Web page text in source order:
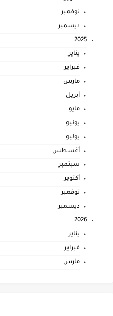
نوفمبر
ديسمبر
2025
يناير
فبراير
مارس
أبريل
مايو
يونيو
يوليو
أغسطس
سبتمبر
أكتوبر
نوفمبر
ديسمبر
2026
يناير
فبراير
مارس